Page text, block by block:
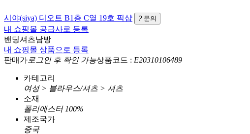
시야(siya) 디오트 B1층 C열 19호 픽샵 ? 문의
내 쇼핑몰 공급사로 등록
밴딩셔츠남방
내 쇼핑몰 상품으로 등록
판매가 로그인 후 확인 가능상품코드 : E20310106489
카테고리
여성 > 블라우스/셔츠 > 셔츠
소재
폴리에스터 100%
제조국가
중국